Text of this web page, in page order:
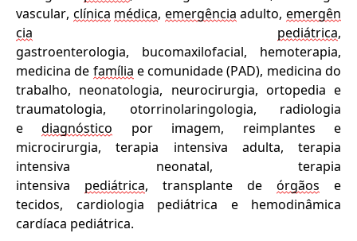
vascular, clínica médica, emergência adulto,emergên
cia
pediátrica,
gastroenterologia, bucomaxilofacial, hemoterapia,
medicina de família e comunidade (PAD), medicina do
trabalho, neonatologia, neurocirurgia, ortopedia e
traumatologia, otorrinolaringologia, radiologia
ediagnóstico por imagem, reimplantes e
microcirurgia, terapia intensiva adulta, terapia
intensiva neonatal, terapia
intensiva pediátrica, transplante de órgãos e
tecidos, cardiologia pediátrica e hemodinâmica
cardíaca pediátrica.